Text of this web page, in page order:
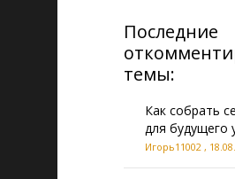
Последние
темы:
Как собрать
для будущего
Игорь11002 ,